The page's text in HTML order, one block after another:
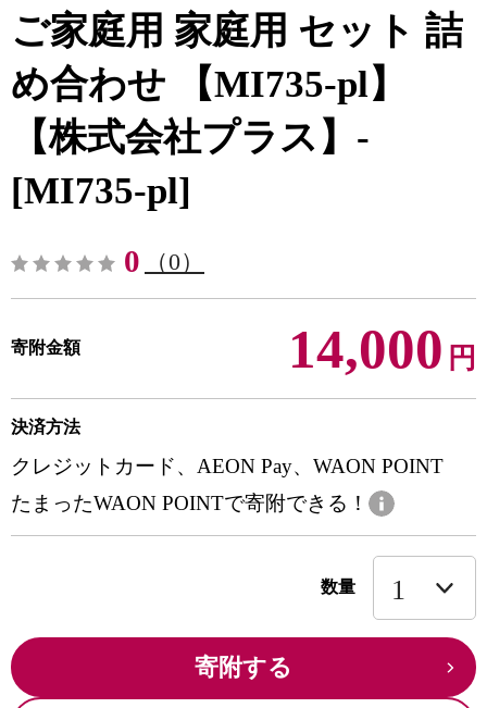
ご家庭用 家庭用 セット 詰
め合わせ 【MI735-pl】
【株式会社プラス】-
[MI735-pl]
0 （0）
寄附金額 14,000 円
決済方法
クレジットカード、AEON Pay、WAON POINT
たまったWAON POINTで寄附できる！
数量
寄附する